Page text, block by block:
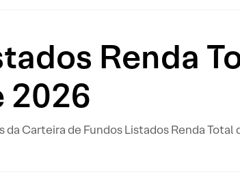
Renda
2026
Carteira de Fundos Listados Renda Total